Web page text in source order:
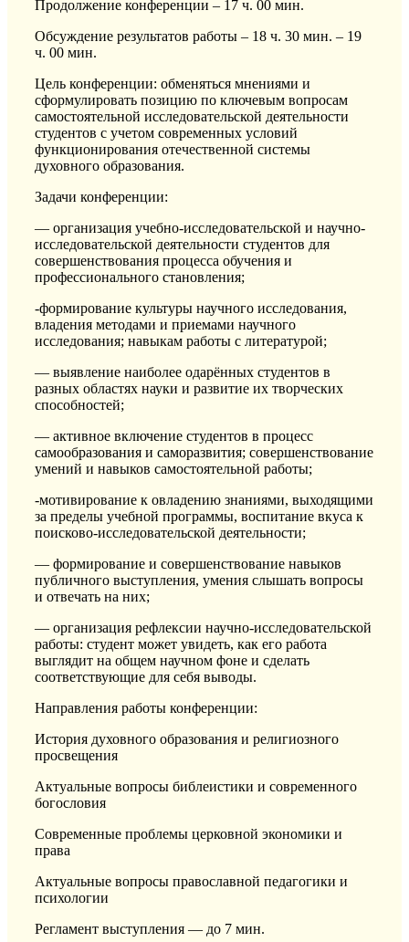
Продолжение конференции – 17 ч. 00 мин.
Обсуждение результатов работы – 18 ч. 30 мин. – 19
ч. 00 мин.
Цель конференции: обменяться мнениями и
сформулировать позицию по ключевым вопросам
самостоятельной исследовательской деятельности
студентов с учетом современных условий
функционирования отечественной системы
духовного образования.
Задачи конференции:
— организация учебно-исследовательской и научно-
исследовательской деятельности студентов для
совершенствования процесса обучения и
профессионального становления;
-формирование культуры научного исследования,
владения методами и приемами научного
исследования; навыкам работы с литературой;
— выявление наиболее одарённых студентов в
разных областях науки и развитие их творческих
способностей;
— активное включение студентов в процесс
самообразования и саморазвития; совершенствование
умений и навыков самостоятельной работы;
-мотивирование к овладению знаниями, выходящими
за пределы учебной программы, воспитание вкуса к
поисково-исследовательской деятельности;
— формирование и совершенствование навыков
публичного выступления, умения слышать вопросы
и отвечать на них;
— организация рефлексии научно-исследовательской
работы: студент может увидеть, как его работа
выглядит на общем научном фоне и сделать
соответствующие для себя выводы.
Направления работы конференции:
История духовного образования и религиозного
просвещения
Актуальные вопросы библеистики и современного
богословия
Современные проблемы церковной экономики и
права
Актуальные вопросы православной педагогики и
психологии
Регламент выступления — до 7 мин.